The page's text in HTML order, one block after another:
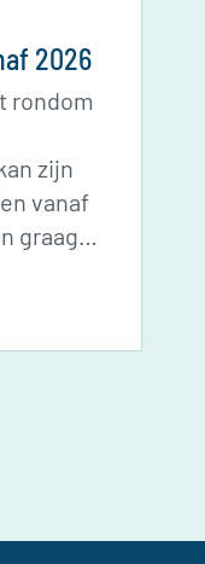
2026
rondom
zijn
vanaf
graag
hun